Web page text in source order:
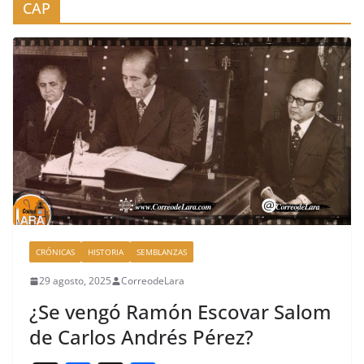
CAP
CRÓNICAS HISTORIA SEMBLANZAS
29 agosto, 2025 CorreodeLara
¿Se vengó Ramón Escovar Salom
de Carlos Andrés Pérez?